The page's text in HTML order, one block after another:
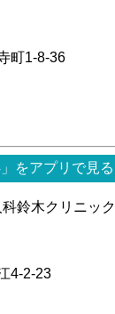
町1-8-36
」をアプリで見る
鈴木クリニック
4-2-23